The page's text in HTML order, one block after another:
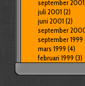
september 2001
juli 2001 (2)
juni 2001 (2)
september
september 1999
mars 1999 (4)
februari 1999 (3)